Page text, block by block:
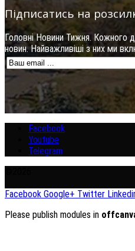
Підписатись на
Головні Новини Тижня. Кожного
новин. Найважливіші з них ми
Facebook
Youtube
Telegram
Facebook Google+ Twitter
Please publish modules in